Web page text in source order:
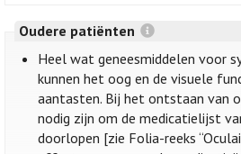
Oudere patiënten
Heel wat geneesmiddelen voor
kunnen het oog en de visuele
aantasten. Bij het ontstaan van
nodig zijn om de medicatielijst
doorlopen [zie Folia-reeks